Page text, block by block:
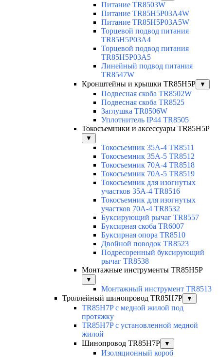
Питание TR8503W
Питание TR85H5P03A4W
Питание TR85H5P03A5W
Торцевой подвод питания
TR85H5P03A4
Торцевой подвод питания
TR85H5P03A5
Линейный подвод питания
TR8547W
Кронштейны и крышки TR85H5P
▼
Подвесная скоба TR8502W
Подвесная скоба TR8525
Заглушка TR8506W
Уплотнитель IP44 TR8505
Токосъемники и аксессуары TR85H5P
▼
Токосъемник 35А-4 TR8511
Токосъемник 35А-5 TR8512
Токосъемник 70А-4 TR8518
Токосъемник 70А-5 TR8519
Токосъемник для изогнутых
участков 35А-4 TR8516
Токосъемник для изогнутых
участков 70А-4 TR8532
Буксирующий рычаг TR8557
Буксирная скоба TR6007
Буксирная опора TR8510
Двойной поводок TR8523
Подресоренный буксирующий
рычаг TR8538
Монтажные инструменты TR85H5P
▼
Монтажный инструмент TR8513
Троллейный шинопровод TR85H7P
▼
TR85H7P с медной жилой под
протяжку
TR85H7P с установленной медной
жилой
Шинопровод TR85H7P
▼
Изоляционный короб